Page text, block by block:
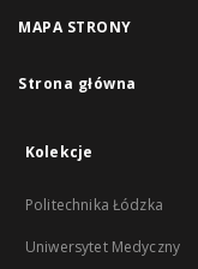
MAPA STRONY
Strona główna
Kolekcje
Politechnika Łódzka
Uniwersytet Medyczny